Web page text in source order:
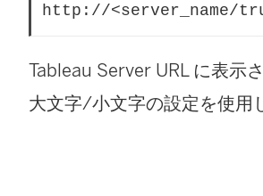
http://<server_name/
Tableau Server URL に表示
大文字/小文字の設定を使用